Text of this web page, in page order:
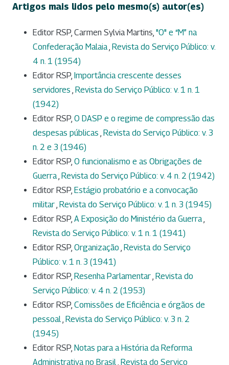
Artigos mais lidos pelo mesmo(s) autor(es)
Editor RSP, Carmen Sylvia Martins, "O" e “M” na
Confederação Malaia, Revista do Serviço Público: v.
4 n. 1 (1954)
Editor RSP, Importância crescente desses
servidores , Revista do Serviço Público: v. 1 n. 1
(1942)
Editor RSP, O DASP e o regime de compressão das
despesas públicas , Revista do Serviço Público: v. 3
n. 2 e 3 (1946)
Editor RSP, O funcionalismo e as Obrigações de
Guerra, Revista do Serviço Público: v. 4 n. 2 (1942)
Editor RSP, Estágio probatório e a convocação
militar, Revista do Serviço Público: v. 1 n. 3 (1945)
Editor RSP, A Exposição do Ministério da Guerra,
Revista do Serviço Público: v. 1 n. 1 (1941)
Editor RSP, Organização , Revista do Serviço
Público: v. 1 n. 3 (1941)
Editor RSP, Resenha Parlamentar, Revista do
Serviço Público: v. 4 n. 2 (1953)
Editor RSP, Comissões de Eficiência e órgãos de
pessoal, Revista do Serviço Público: v. 3 n. 2
(1945)
Editor RSP, Notas para a História da Reforma
Administrativa no Brasil, Revista do Serviço